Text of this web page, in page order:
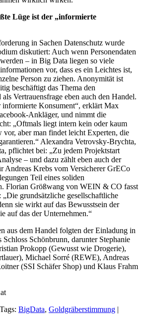
Lüge ist der „informierte
in Sachen Datenschutz wurde
diskutiert: Auch wenn Personendaten
– in Big Data liegen so viele
vor, dass es ein Leichtes ist,
Person zu ziehen. Anonymität ist
beschäftigt das Thema den
Vertrauensfrage eben auch den Handel.
informierte Konsument“, erklärt Max
Ankläger, und nimmt die
„Oftmals liegt intern kein oder kaum
aber man findet leicht Experten, die
Alexandra Vetrovsky-Brychta,
pflichtet bei: „Zu jedem Projektstart
– und dazu zählt eben auch der
Andreas Krebs vom Versicherer GrECo
Teil eines soliden
Florian Größwang von WEIN & CO fasst
„Die grundsätzliche gesellschaftliche
sie wirkt auf das Bewusstsein der
auf das der Unternehmen.“
aus dem Handel folgten der Einladung in
Schloss Schönbrunn, darunter Stephanie
Prokopp (Gewusst wie Drogerie),
Michael Sorré (REWE), Andreas
(SSI Schäfer Shop) und Klaus Frahm
Tags: BigData, Goldgräberstimmung |